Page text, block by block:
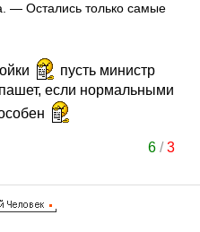
— Остались только самые
пусть министр
если нормальными
6/3